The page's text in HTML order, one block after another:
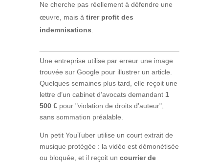
Ne cherche pas réellement à défendre une
œuvre, mais à tirer profit des
indemnisations
Une entreprise utilise par erreur une image
trouvée sur Google pour illustrer un article.
Quelques semaines plus tard, elle reçoit une
lettre d’un cabinet d’avocats demandant 1
500 €pour "violation de droits d’auteur",
sans sommation préalable.
Un petit YouTuber utilise un court extrait de
musique protégée : la vidéo est démonétisée
ou bloquée, et il reçoit un courrier de